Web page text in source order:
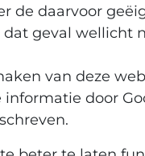
de daarvoor
geval wellicht
van deze
door